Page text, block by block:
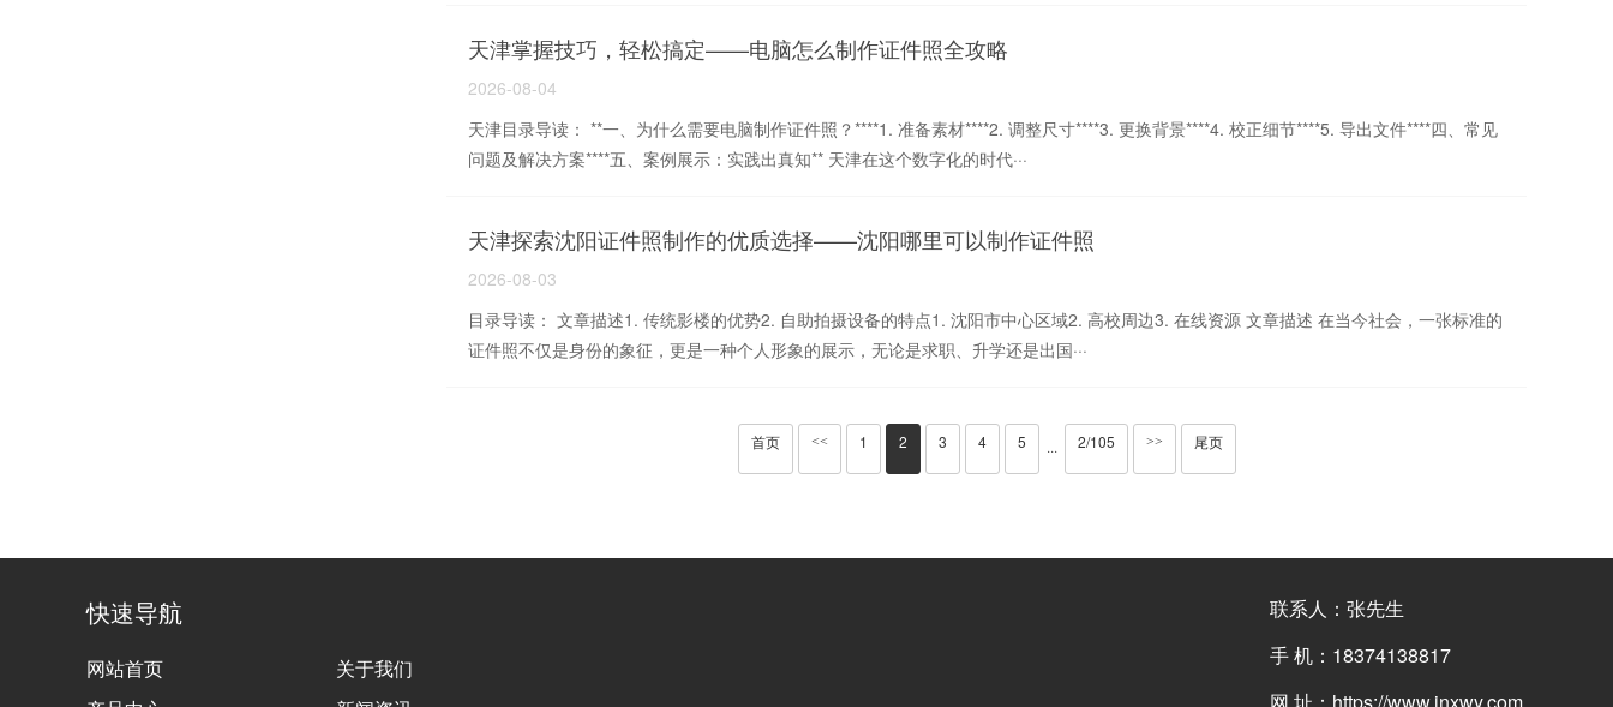
天津掌握技巧，轻松搞定——电脑怎么制作证件照全攻略
2026-08-04
天津目录导读： **一、为什么需要电脑制作证件照？****1. 准备素材****2. 调整尺寸****3. 更换背景****4. 校正细节****5. 导出文件****四、常见
问题及解决方案****五、案例展示：实践出真知** 天津在这个数字化的时代···
天津探索沈阳证件照制作的优质选择——沈阳哪里可以制作证件照
2026-08-03
目录导读： 文章描述1. 传统影楼的优势2. 自助拍摄设备的特点1. 沈阳市中心区域2. 高校周边3. 在线资源 文章描述 在当今社会，一张标准的
证件照不仅是身份的象征，更是一种个人形象的展示，无论是求职、升学还是出国···
首页 << 1 2 3 4 5 ··· 2/105 >> 尾页
快速导航
网站首页
关于我们
联系人：张先生
手 机：18374138817